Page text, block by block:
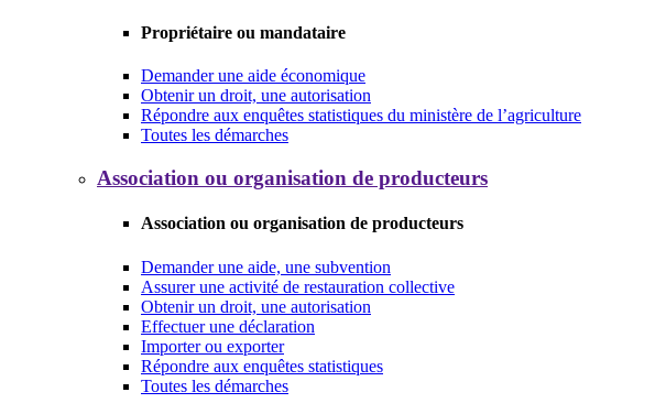
Propriétaire ou mandataire
Demander une aide économique
Obtenir un droit, une autorisation
Répondre aux enquêtes statistiques du ministère de l’agriculture
Toutes les démarches
Association ou organisation de producteurs
Association ou organisation de producteurs
Demander une aide, une subvention
Assurer une activité de restauration collective
Obtenir un droit, une autorisation
Effectuer une déclaration
Importer ou exporter
Répondre aux enquêtes statistiques
Toutes les démarches